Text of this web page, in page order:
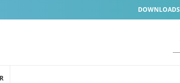
DOWNLOADS